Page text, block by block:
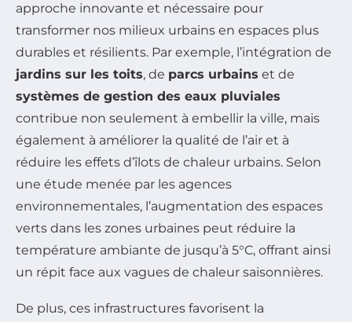
approche innovante et nécessaire pour
transformer nos milieux urbains en espaces plus
durables et résilients. Par exemple, l’intégration de
jardins sur les toits, de parcs urbains et de
systèmes de gestion des eaux pluviales
contribue non seulement à embellir la ville, mais
également à améliorer la qualité de l’air et à
réduire les effets d’îlots de chaleur urbains. Selon
une étude menée par les agences
environnementales, l’augmentation des espaces
verts dans les zones urbaines peut réduire la
température ambiante de jusqu’à 5°C, offrant ainsi
un répit face aux vagues de chaleur saisonnières.
De plus, ces infrastructures favorisent la